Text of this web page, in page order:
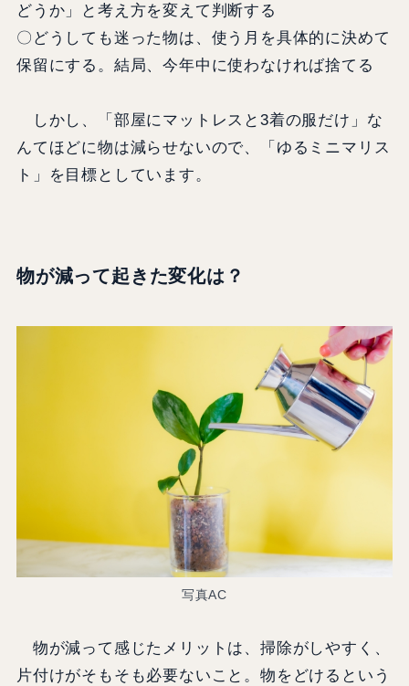
どうか」と考え方を変えて判断する
〇どうしても迷った物は、使う月を具体的に決めて
保留にする。結局、今年中に使わなければ捨てる
しかし、「部屋にマットレスと3着の服だけ」な
んてほどに物は減らせないので、「ゆるミニマリス
ト」を目標としています。
物が減って起きた変化は？
写真AC
物が減って感じたメリットは、掃除がしやすく、
片付けがそもそも必要ないこと。物をどけるという